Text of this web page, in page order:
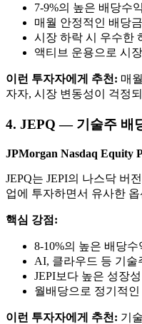
7-9%의 높은 배당수
매월 안정적인 배당
시장 하락 시 우수한
액티브 운용으로 시
이런 투자자에게 추천: 매
자자, 시장 변동성이 걱정
4. JEPQ — 기술주 배
JPMorgan Nasdaq Equity
JEPQ는 JEPI의 나스닥 버
업에 투자하면서 유사한
핵심 강점:
8-10%의 높은 배당수
AI, 클라우드 등 기술
JEPI보다 높은 성장성
월배당으로 정기적
이런 투자자에게 추천: 기